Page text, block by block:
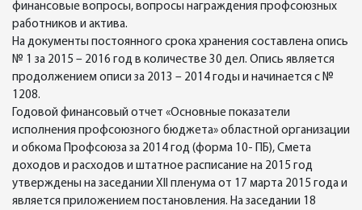
финансовые вопросы, вопросы награждения профсоюзных
работников и актива.
На документы постоянного срока хранения составлена опись
№ 1 за 2015 – 2016 год в количестве 30 дел. Опись является
продолжением описи за 2013 – 2014 годы и начинается с №
1208.
Годовой финансовый отчет «Основные показатели
исполнения профсоюзного бюджета» областной организации
и обкома Профсоюза за 2014 год (форма 10- ПБ), Смета
доходов и расходов и штатное расписание на 2015 год
утверждены на заседании ХII пленума от 17 марта 2015 года и
является приложением постановления. На заседании 18